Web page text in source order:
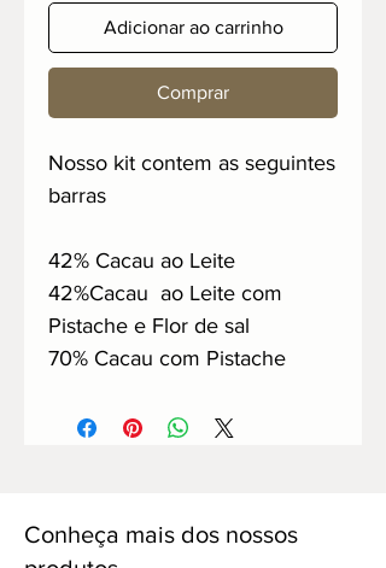
Adicionar ao carrinho
Comprar
Nosso kit contem as seguintes
barras
42% Cacau ao Leite
42%Cacau ao Leite com
Pistache e Flor de sal
70% Cacau com Pistache
Conheça mais dos nossos